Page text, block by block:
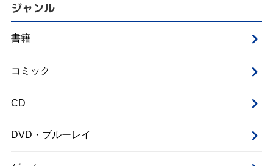
ジャンル
書籍
コミック
CD
DVD・ブルーレイ